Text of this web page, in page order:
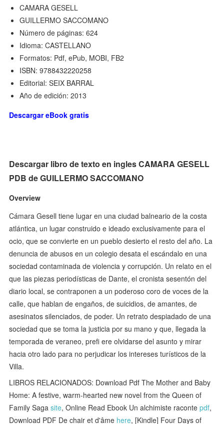
CAMARA GESELL
GUILLERMO SACCOMANO
Número de páginas: 624
Idioma: CASTELLANO
Formatos: Pdf, ePub, MOBI, FB2
ISBN: 9788432220258
Editorial: SEIX BARRAL
Año de edición: 2013
Descargar eBook gratis
Descargar libro de texto en ingles CAMARA GESELL
PDB de GUILLERMO SACCOMANO
Overview
Cámara Gesell tiene lugar en una ciudad balneario de la costa
atlántica, un lugar construido e ideado exclusivamente para el
ocio, que se convierte en un pueblo desierto el resto del año. La
denuncia de abusos en un colegio desata el escándalo en una
sociedad contaminada de violencia y corrupción. Un relato en el
que las piezas periodísticas de Dante, el cronista sesentón del
diario local, se contraponen a un poderoso coro de voces de la
calle, que hablan de engaños, de suicidios, de amantes, de
asesinatos silenciados, de poder. Un retrato despiadado de una
sociedad que se toma la justicia por su mano y que, llegada la
temporada de veraneo, prefi ere olvidarse del asunto y mirar
hacia otro lado para no perjudicar los intereses turísticos de la
Villa.
LIBROS RELACIONADOS: Download Pdf The Mother and Baby
Home: A festive, warm-hearted new novel from the Queen of
Family Sagasite, Online Read Ebook Un alchimiste racontepdf,
Download PDF De chair et d'âme here, [Kindle] Four Days of